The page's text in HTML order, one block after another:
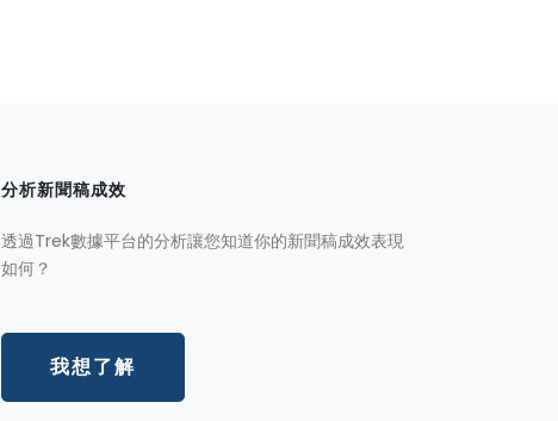
分析新聞稿成效
透過Trek數據平台的分析讓您知道你的新聞稿成效表現
如何？
我想了解